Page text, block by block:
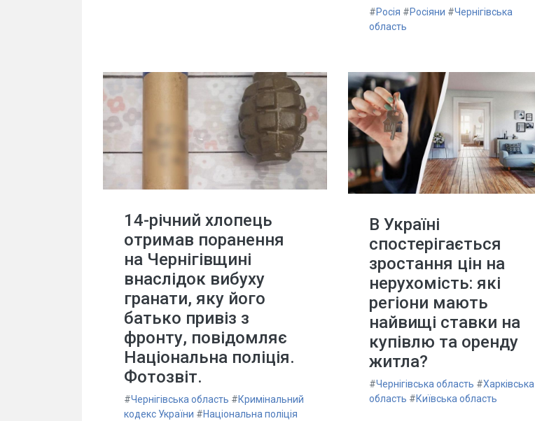
#Росія #Росіяни #Чернігівська
область
14-річний хлопець
отримав поранення
на Чернігівщині
внаслідок вибуху
гранати, яку його
батько привіз з
фронту, повідомляє
Національна поліція.
Фотозвіт.
#Чернігівська область #Кримінальний
кодекс України #Національна поліція
В Україні
спостерігається
зростання цін на
нерухомість: які
регіони мають
найвищі ставки на
купівлю та оренду
житла?
#Чернігівська область #Харківська
область #Київська область